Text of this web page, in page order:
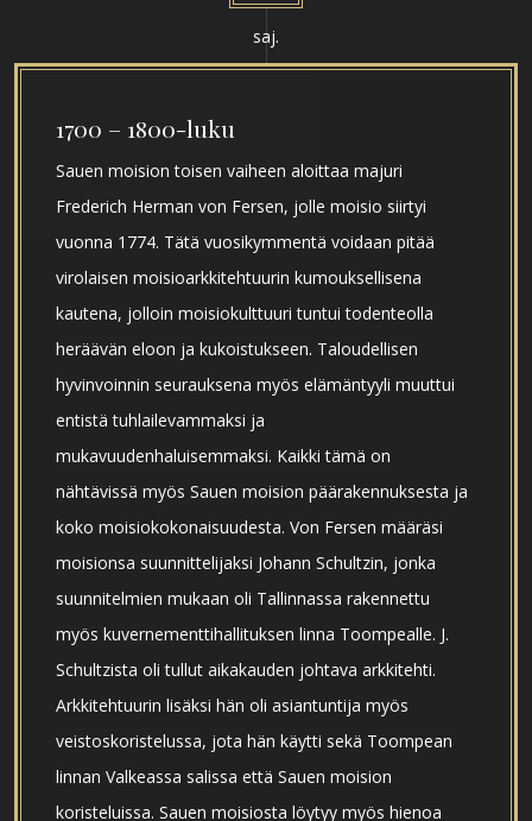
saj.
1700 – 1800-luku
Sauen moision toisen vaiheen aloittaa majuri
Frederich Herman von Fersen, jolle moisio siirtyi
vuonna 1774. Tätä vuosikymmentä voidaan pitää
virolaisen moisioarkkitehtuurin kumouksellisena
kautena, jolloin moisiokulttuuri tuntui todenteolla
heräävän eloon ja kukoistukseen. Taloudellisen
hyvinvoinnin seurauksena myös elämäntyyli muuttui
entistä tuhlailevammaksi ja
mukavuudenhaluisemmaksi. Kaikki tämä on
nähtävissä myös Sauen moision päärakennuksesta ja
koko moisiokokonaisuudesta. Von Fersen määräsi
moisionsa suunnittelijaksi Johann Schultzin, jonka
suunnitelmien mukaan oli Tallinnassa rakennettu
myös kuvernementtihallituksen linna Toompealle. J.
Schultzista oli tullut aikakauden johtava arkkitehti.
Arkkitehtuurin lisäksi hän oli asiantuntija myös
veistoskoristelussa, jota hän käytti sekä Toompean
linnan Valkeassa salissa että Sauen moision
koristeluissa. Sauen moisiosta löytyy myös hienoa